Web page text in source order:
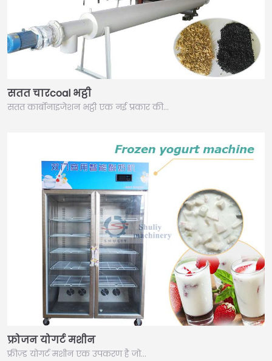
सतत चारcoal भट्ठी
सतत कार्बोनाइजेशन भट्ठी एक नई प्रकार की…
फ्रोजन योगर्ट मशीन
फ्रीज़्ड योगर्ट मशीन एक उपकरण है जो…